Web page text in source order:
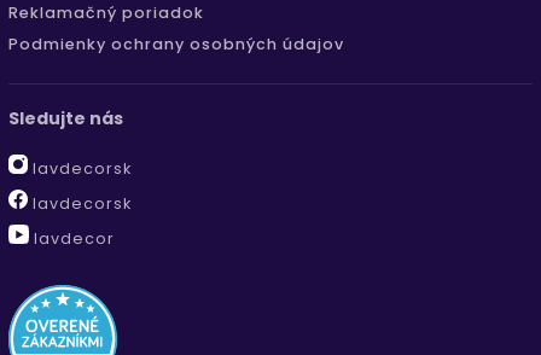
Reklamačný poriadok
Podmienky ochrany osobných údajov
Sledujte nás
lavdecorsk
lavdecorsk
lavdecor